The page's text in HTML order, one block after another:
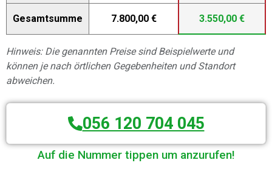
Gesamtsumme 7.800,00 € 3.550,00 €
Hinweis: Die genannten Preise sind Beispielwerte und
können je nach örtlichen Gegebenheiten und Standort
abweichen.
056 120 704 045
Auf die Nummer tippen um anzurufen!